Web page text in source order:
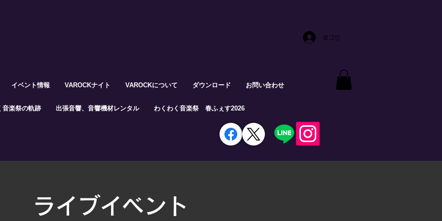
로그인
イベント情報 VAROCKナイト VAROCKについて ダウンロード お問い合わせ
音楽祭の軌跡 出張音響、音響機材レンタル わくわく音楽祭 春ふぇす2026
ライブイベント